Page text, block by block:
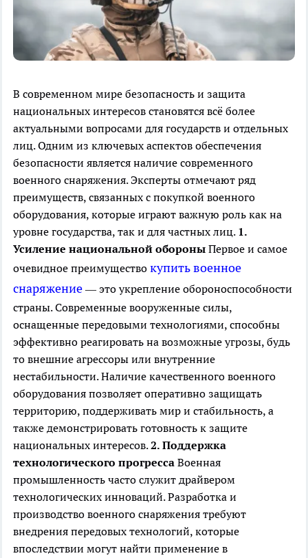
В современном мире безопасность и защита
национальных интересов становятся всё более
актуальными вопросами для государств и отдельных
лиц. Одним из ключевых аспектов обеспечения
безопасности является наличие современного
военного снаряжения. Эксперты отмечают ряд
преимуществ, связанных с покупкой военного
оборудования, которые играют важную роль как на
уровне государства, так и для частных лиц. 1.
Усиление национальной обороны Первое и самое
очевидное преимущество купить военное
снаряжение — это укрепление обороноспособности
страны. Современные вооруженные силы,
оснащенные передовыми технологиями, способны
эффективно реагировать на возможные угрозы, будь
то внешние агрессоры или внутренние
нестабильности. Наличие качественного военного
оборудования позволяет оперативно защищать
территорию, поддерживать мир и стабильность, а
также демонстрировать готовность к защите
национальных интересов.2. Поддержка
технологического прогресса Военная
промышленность часто служит драйвером
технологических инноваций. Разработка и
производство военного снаряжения требуют
внедрения передовых технологий, которые
впоследствии могут найти применение в